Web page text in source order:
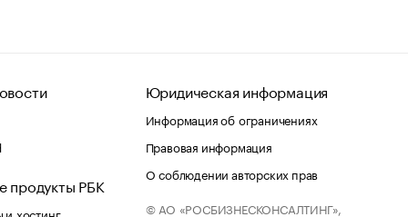
продукты РБК
хостинг
Юридическая информация
Информация об ограничениях
Правовая информация
О соблюдении авторских прав
© АО «РОСБИЗНЕСКОНСАЛТИНГ»,